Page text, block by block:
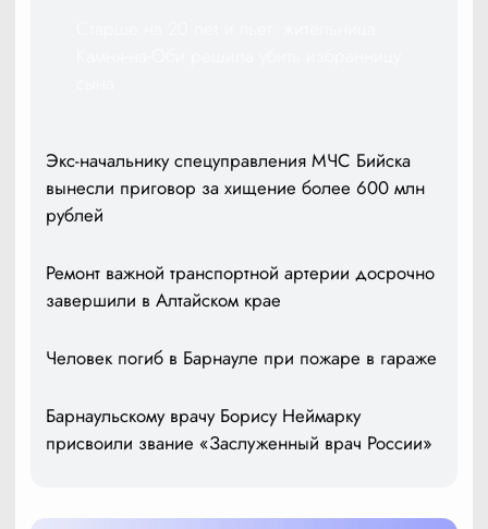
Экс-начальнику спецуправления МЧС Бийска
вынесли приговор за хищение более 600 млн
рублей
Ремонт важной транспортной артерии досрочно
завершили в Алтайском крае
Человек погиб в Барнауле при пожаре в гараже
Барнаульскому врачу Борису Неймарку
присвоили звание «Заслуженный врач России»